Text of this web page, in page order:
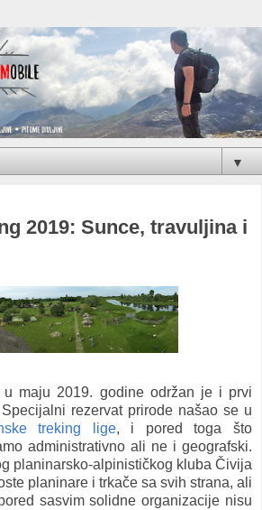
▼
2019: Sunce, travuljina i
u maju 2019. godine održan je i prvi
rezervat prirode našao se u
treking lige, i pored toga što
administrativno ali ne i geografski.
planinarsko-alpinističkog kluba Čivija
planinare i trkače sa svih strana, ali
sasvim solidne organizacije nisu